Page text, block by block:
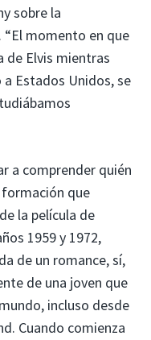
sobre la
momento en que
de Elvis mientras
Estados Unidos, se
a comprender quién
que
la película de
1959 y 1972,
de un romance, sí,
de una joven que
incluso desde
Cuando comienza